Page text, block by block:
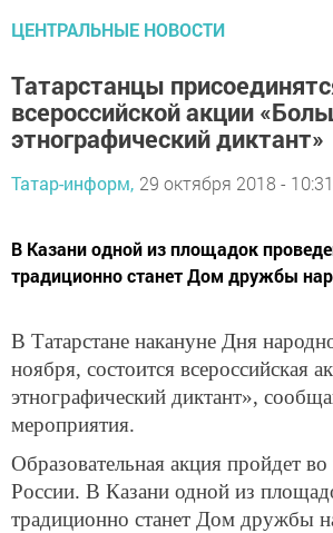
ЦЕНТРАЛЬНЫЕ НОВОСТИ
Татарстанцы
всероссийской акции
этнографический диктант»
Татар-информ, 29 октября 2018 - 10:31
В Казани одной из площадок
традиционно станет Дом дружбы
В Татарстане накануне Дня
ноября, состоится всероссийская
этнографический диктант»,
мероприятия.
Образовательная акция пройдет во
России. В Казани одной из
традиционно станет Дом дружбы